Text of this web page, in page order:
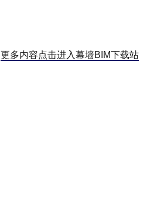
更多内容点击进入幕墙BIM下载站